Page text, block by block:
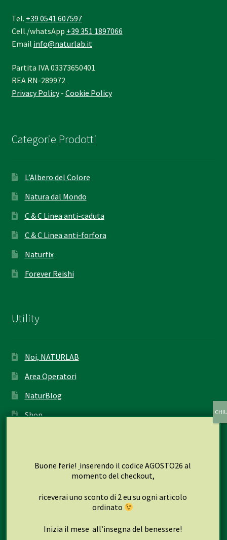
Tel. +39 0541 607597
Cell./whatsApp +39 351 1897066
Email info@naturlab.it
Partita IVA 03373650401
REA RN-289972
Privacy Policy- Cookie Policy
Categorie Prodotti
L’Albero del Colore
Natura dal Mondo
C & C Linea anti-caduta
C & C Linea anti-forfora
Naturfix
Forever Reishi
Utility
Noi, NATURLAB
Area Operatori
NaturBlog
Shop
Buone ferie! inserendo il codice AGOSTO26 al
momento del checkout,
riceverai uno sconto di 2 eu su ogni articolo
ordinato
Inizia il mese all’insegna del benessere!